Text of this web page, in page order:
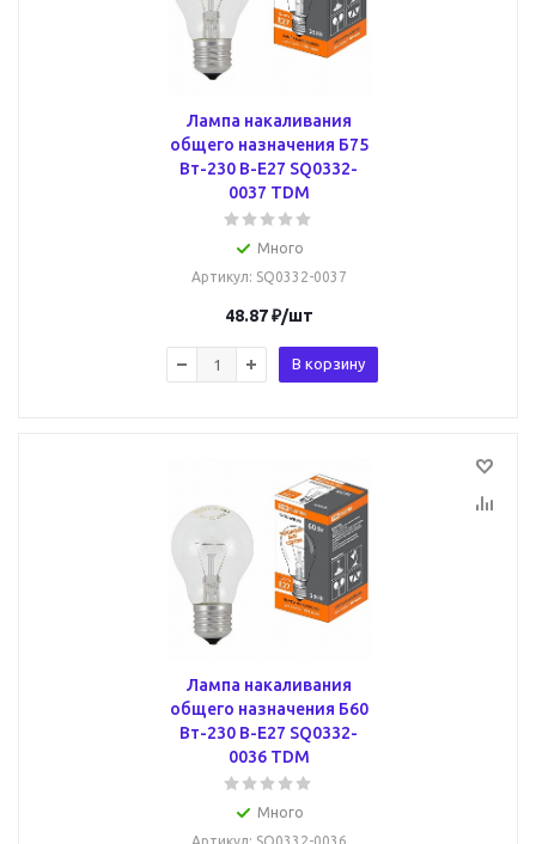
Лампа накаливания
общего назначения Б75
Вт-230 В-Е27 SQ0332-
0037 TDM
Много
Артикул: SQ0332-0037
48.87₽/шт
В корзину
Лампа накаливания
общего назначения Б60
Вт-230 В-Е27 SQ0332-
0036 TDM
Много